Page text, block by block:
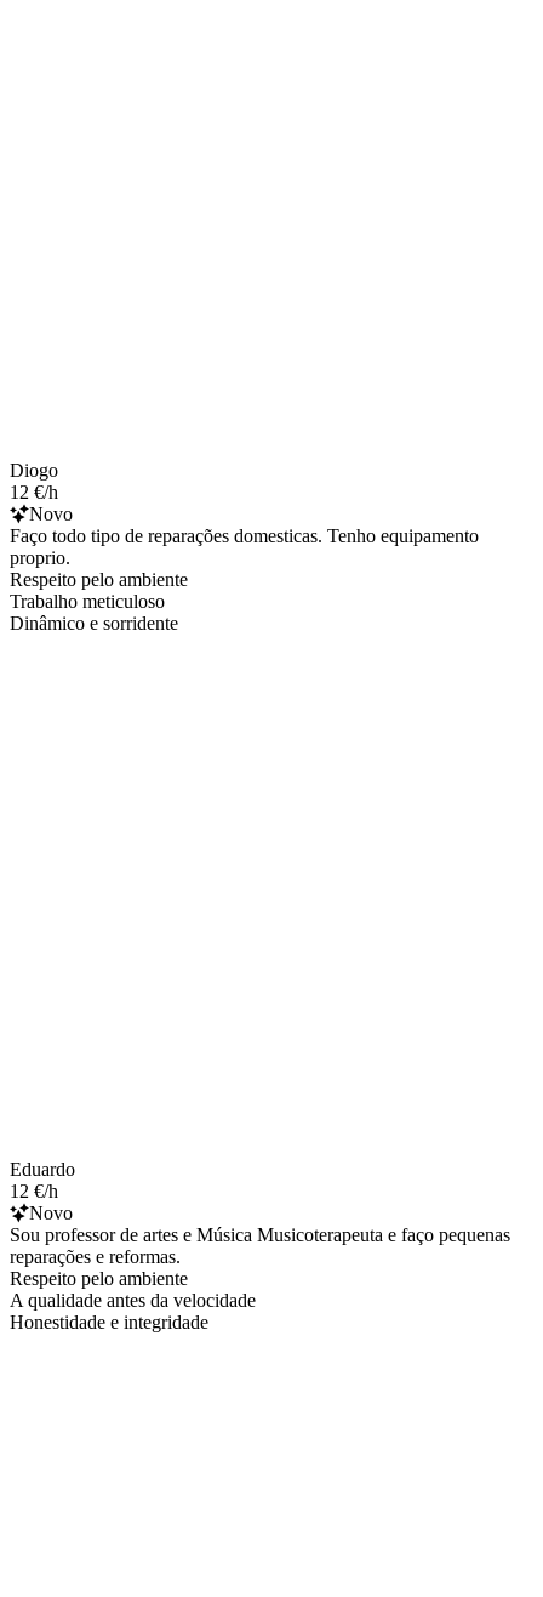
Diogo
12 €/h
Novo
Faço todo tipo de reparações domesticas. Tenho equipamento
proprio.
Respeito pelo ambiente
Trabalho meticuloso
Dinâmico e sorridente
Eduardo
12 €/h
Novo
Sou professor de artes e Música Musicoterapeuta e faço pequenas
reparações e reformas.
Respeito pelo ambiente
A qualidade antes da velocidade
Honestidade e integridade